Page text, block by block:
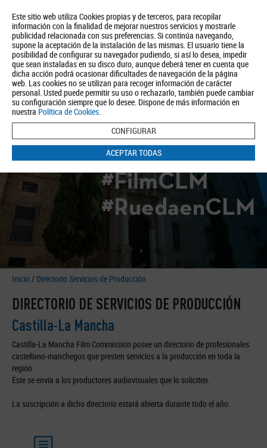
Este sitio web utiliza Cookies propias y de terceros, para recopilar
información con la finalidad de mejorar nuestros servicios y mostrarle
publicidad relacionada con sus preferencias. Si continúa navegando,
supone la aceptación de la instalación de las mismas. El usuario tiene la
posibilidad de configurar su navegador pudiendo, si así lo desea, impedir
que sean instaladas en su disco duro, aunque deberá tener en cuenta que
dicha acción podrá ocasionar dificultades de navegación de la página
web. Las cookies no se utilizan para recoger información de carácter
personal. Usted puede permitir su uso o rechazarlo, también puede cambiar
su configuración siempre que lo desee. Dispone de más información en
nuestra Política de Cookies.
CONFIGURAR
ACEPTAR TODAS
Quiénes somos Turismo Política de Privacidad Aviso Legal
Política de Cookies
BUSCAR
#FilmCLM
#RuedaenCLM
Inicio / Directorio Servicios de Producción
DIRECTORIO DE SERVICIOS DE PRODUCCIÓN
Castilla-La Mancha
Castilla-La Mancha Film Commission posee un directorio de profesionales
castellano-manchegos que presten servicios a la producción en toda la
región.
Éste se envía a los productores audiovisuales que lo soliciten.
La suscripción a dicho directorio estará abierta durante todo el año.